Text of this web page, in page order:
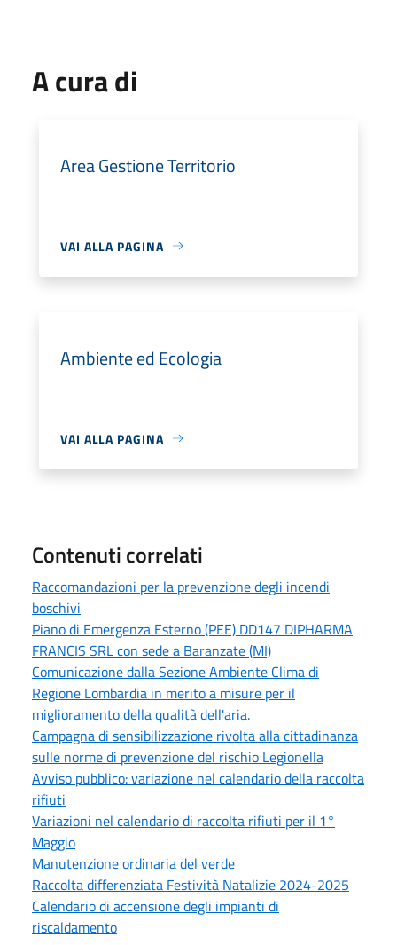
A cura di
Area Gestione Territorio
VAI ALLA PAGINA
Ambiente ed Ecologia
VAI ALLA PAGINA
Contenuti correlati
Raccomandazioni per la prevenzione degli incendi
boschivi
Piano di Emergenza Esterno (PEE) DD147 DIPHARMA
FRANCIS SRL con sede a Baranzate (MI)
Comunicazione dalla Sezione Ambiente Clima di
Regione Lombardia in merito a misure per il
miglioramento della qualità dell'aria.
Campagna di sensibilizzazione rivolta alla cittadinanza
sulle norme di prevenzione del rischio Legionella
Avviso pubblico: variazione nel calendario della raccolta
rifiuti
Variazioni nel calendario di raccolta rifiuti per il 1°
Maggio
Manutenzione ordinaria del verde
Raccolta differenziata Festività Natalizie 2024-2025
Calendario di accensione degli impianti di
riscaldamento